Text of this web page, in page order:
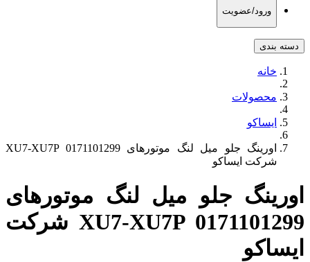
ورود/عضویت
دسته بندی
خانه
محصولات
ایساکو
اورینگ جلو میل لنگ موتورهای XU7-XU7P 0171101299
شرکت ایساکو
اورینگ جلو میل لنگ موتورهای
XU7-XU7P 0171101299 شرکت
ایساکو